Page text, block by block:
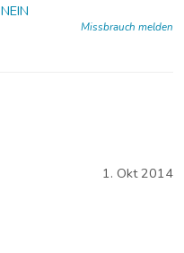
NEIN
Missbrauch melden
1. Okt 2014